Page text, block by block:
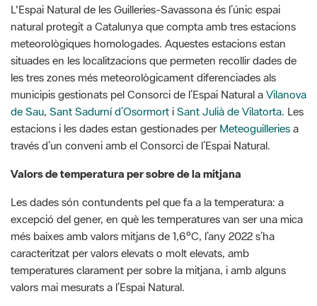
situades en les localitzacions que permeten recollir dades de
les tres zones més meteorològicament diferenciades als
municipis gestionats pel Consorci de l’Espai Natural aVilanova
de Sau, Sant Sadurní d’Osormort iSant Julià de Vilatorta . Les
estacions i les dades estan gestionades perMeteoguilleries
través d’un conveni amb el Consorci de l’Espai Natural.
Valors de temperatura per sobre de la mitjana
Les dades són contundents pel que fa a la temperatura: a
excepció del gener, en què les temperatures van ser una mica
més baixes amb valors mitjans de 1,6ºC, l’any 2022 s’ha
caracteritzat per valors elevats o molt elevats, amb
temperatures clarament per sobre la mitjana, i amb alguns
valors mai mesurats a l’Espai Natural.
La primavera va comptar amb un curt període de fred a la
primera quinzena d’abril, especialment destacable a Sant
Sadurní d’Osormort, que va donar pas a un ascens continuat i